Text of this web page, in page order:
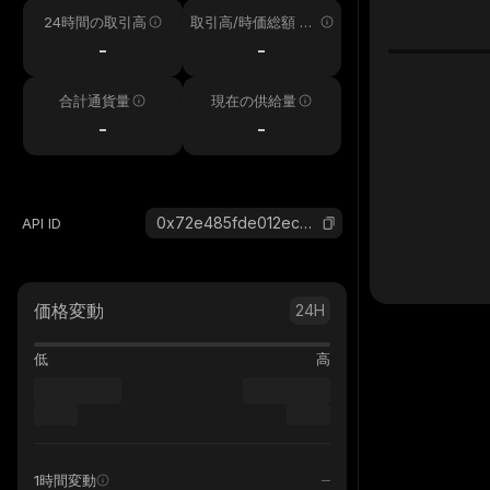
24時間の取引高
-
取引高/時価総額 24
-
合計通貨量
-
現在の供給量
-
API ID 0x72e485fde012ec8a1aad75e274206df5767a1b21_binance_smart
価格変動 24H
低 高
1時間変動